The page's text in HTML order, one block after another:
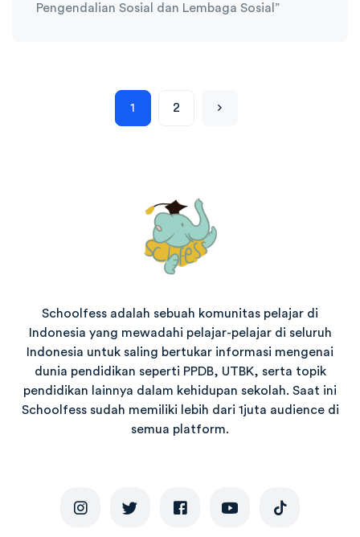
Pengendalian Sosial dan Lembaga Sosial”
1 2
Schoolfess adalah sebuah komunitas pelajar di
Indonesia yang mewadahi pelajar-pelajar di seluruh
Indonesia untuk saling bertukar informasi mengenai
dunia pendidikan seperti PPDB, UTBK, serta topik
pendidikan lainnya dalam kehidupan sekolah. Saat ini
Schoolfess sudah memiliki lebih dari 1juta audience di
semua platform.